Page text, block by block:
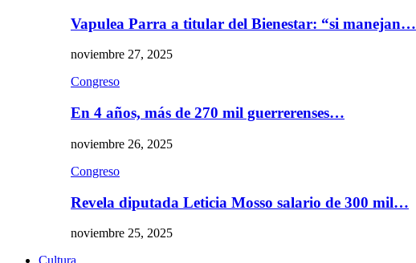
Vapulea Parra a titular del Bienestar: “si manejan…
noviembre 27, 2025
Congreso
En 4 años, más de 270 mil guerrerenses…
noviembre 26, 2025
Congreso
Revela diputada Leticia Mosso salario de 300 mil…
noviembre 25, 2025